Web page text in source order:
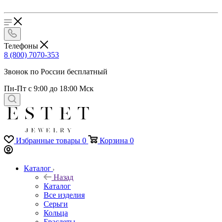
Телефоны
8 (800) 7070-353
Звонок по России бесплатный
Пн-Пт с 9:00 до 18:00 Мск
Избранные товары 0 Корзина 0
Каталог
Назад
Каталог
Все изделия
Серьги
Кольца